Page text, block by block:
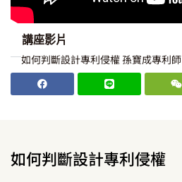
講座影片
如何判斷設計專利侵權 孫寶成專利師
如何判斷設計專利侵權